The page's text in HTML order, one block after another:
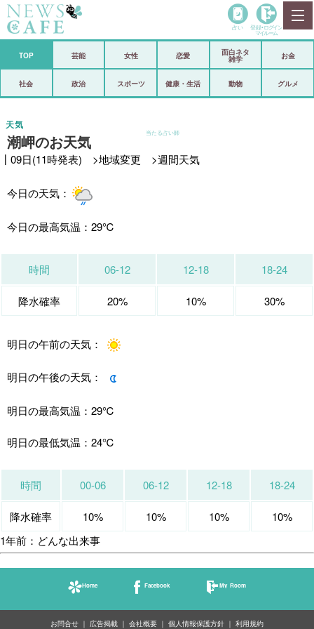
政治
芸能 スポーツ
恋愛 ビックリ
コメントポスト
当たる占い師
占い 登録• ログイン
マイルーム
TOP 芸能 女性 恋愛
面白ネタ
雑学
お金
社会 政治 スポーツ 健康・生活 動物 グルメ
潮岬のお天気
天気
┃09日(11時発表) >地域変更 >週間天気
今日の天気：
今日の最高気温： 29℃
時間 06-12 12-18 18-24
降水確率 20% 10% 30%
明日の午前の天気：
明日の午後の天気：
明日の最高気温： 29℃
明日の最低気温： 24℃
時間 00-06 06-12 12-18 18-24
降水確率 10% 10% 10%
10%
1年前：どんな出来事
Home Facebook My Room
お問合せ 広告掲載 会社概要 個人情報保護方針 利用規約